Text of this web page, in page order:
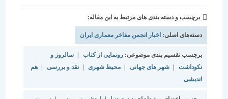
برچسب و دسته بندی های مرتبط به این مقاله:
دسته‌های اصلی:اخبار انجمن مفاخر معماری ایران
برچسب تقسیم بندی موضوعی:رونمایی از کتاب |
سالروز و
نکوداشت | شهر های جهانی | محیط شهری | نقد و بررسی |
هم